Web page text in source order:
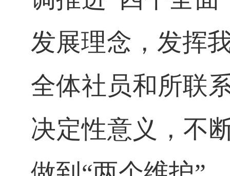
发展理念，发挥
全体社员和所联
决定性意义，不